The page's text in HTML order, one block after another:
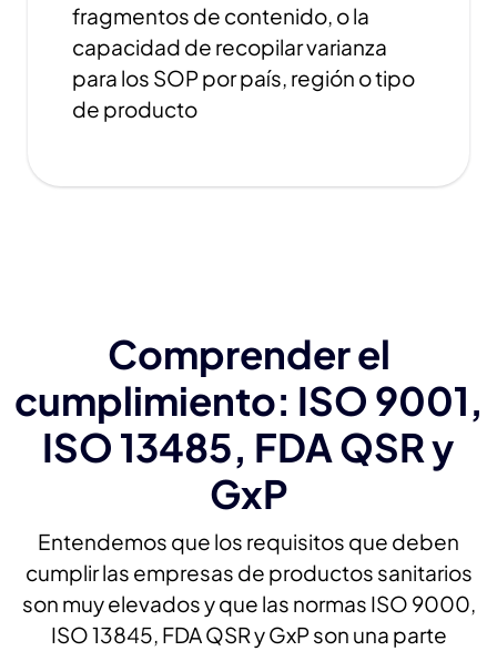
fragmentos de contenido, o la
capacidad de recopilar varianza
para los SOP por país, región o tipo
de producto
Comprender el
cumplimiento: ISO 9001,
ISO 13485, FDA QSR y
GxP
Entendemos que los requisitos que deben
cumplir las empresas de productos sanitarios
son muy elevados y que las normas ISO 9000,
ISO 13845, FDA QSR y GxP son una parte